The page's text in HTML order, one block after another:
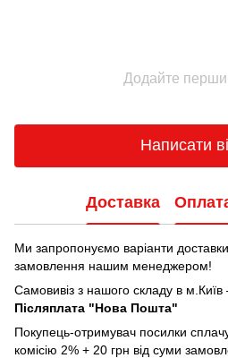
Додайте
Написати
Доставка
Ми запропонуємо варіанти
замовлення нашим менеджером!
Самовивіз з нашого складу в
Післяплата "Нова Пошта"
Покупець-отримувач посилки
комісію 2% + 20 грн від суми